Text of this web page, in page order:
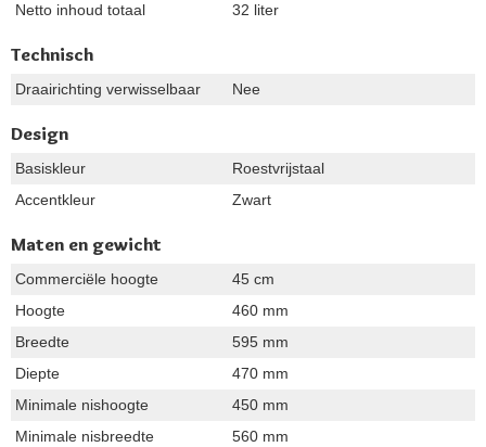
Netto inhoud totaal
32 liter
Technisch
Draairichting verwisselbaar Nee
Design
Basiskleur
Roestvrijstaal
Accentkleur
Zwart
Maten en gewicht
Commerciële hoogte
45 cm
Hoogte
460 mm
Breedte
595 mm
Diepte
470 mm
Minimale nishoogte
450 mm
Minimale nisbreedte
560 mm